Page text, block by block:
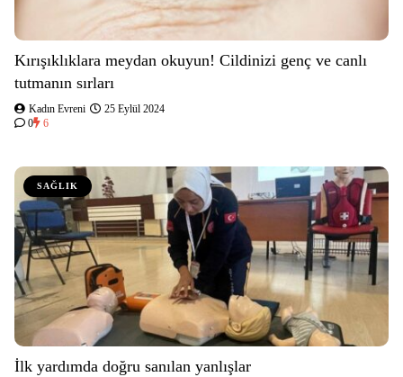
Kırışıklıklara meydan okuyun! Cildinizi genç ve canlı
tutmanın sırları
Kadın Evreni
25 Eylül 2024
0
6
SAĞLIK
İlk yardımda doğru sanılan yanlışlar